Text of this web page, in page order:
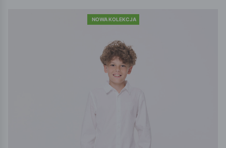
NOWA KOLEKCJA